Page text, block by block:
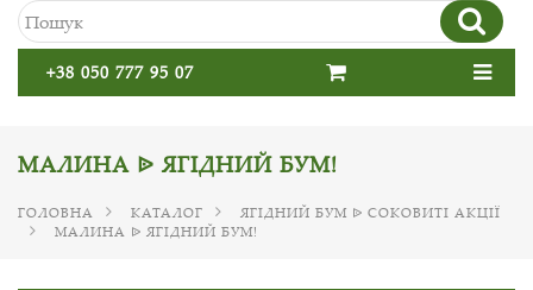
+38 050 777 95 07
МАЛИНА ᐉ ЯГІДНИЙ БУМ!
ГОЛОВНА КАТАЛОГ
ЯГІДНИЙ БУМ ᐉ СОКОВИТІ АКЦІЇ
МАЛИНА ᐉ ЯГІДНИЙ БУМ!